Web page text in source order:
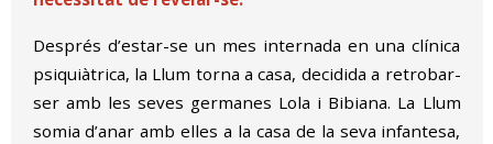
Després d’estar-se un mes internada en una clínica
psiquiàtrica, la Llum torna a casa, decidida a retrobar-
ser amb les seves germanes Lola i Bibiana. La Llum
somia d’anar amb elles a la casa de la seva infantesa,